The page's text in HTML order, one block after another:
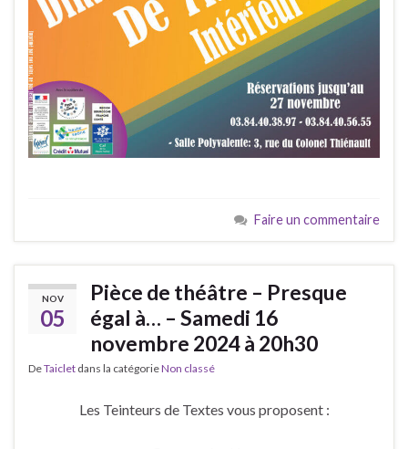
Faire un commentaire
NOV
05
Pièce de théâtre – Presque
égal à… – Samedi 16
novembre 2024 à 20h30
DeTaiclet dans la catégorieNon classé
Les Teinteurs de Textes vous proposent :